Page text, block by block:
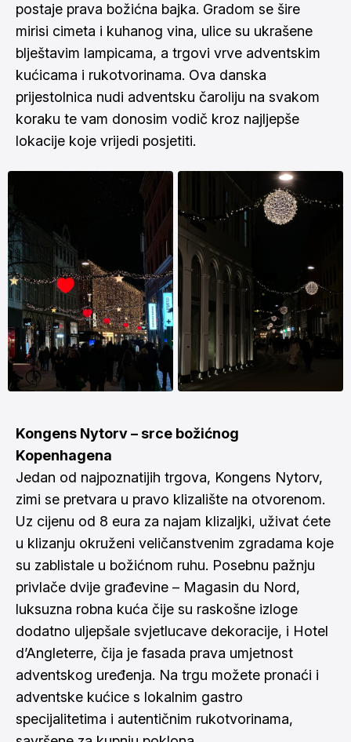
postaje prava božićna bajka. Gradom se šire
mirisi cimeta i kuhanog vina, ulice su ukrašene
blještavim lampicama, a trgovi vrve adventskim
kućicama i rukotvorinama. Ova danska
prijestolnica nudi adventsku čaroliju na svakom
koraku te vam donosim vodič kroz najljepše
lokacije koje vrijedi posjetiti.
Kongens Nytorv – srce božićnog
Kopenhagena
Jedan od najpoznatijih trgova, Kongens Nytorv,
zimi se pretvara u pravo klizalište na otvorenom.
Uz cijenu od 8 eura za najam klizaljki, uživat ćete
u klizanju okruženi veličanstvenim zgradama koje
su zablistale u božićnom ruhu. Posebnu pažnju
privlače dvije građevine – Magasin du Nord,
luksuzna robna kuća čije su raskošne izloge
dodatno uljepšale svjetlucave dekoracije, i Hotel
d’Angleterre, čija je fasada prava umjetnost
adventskog uređenja. Na trgu možete pronaći i
adventske kućice s lokalnim gastro
specijalitetima i autentičnim rukotvorinama,